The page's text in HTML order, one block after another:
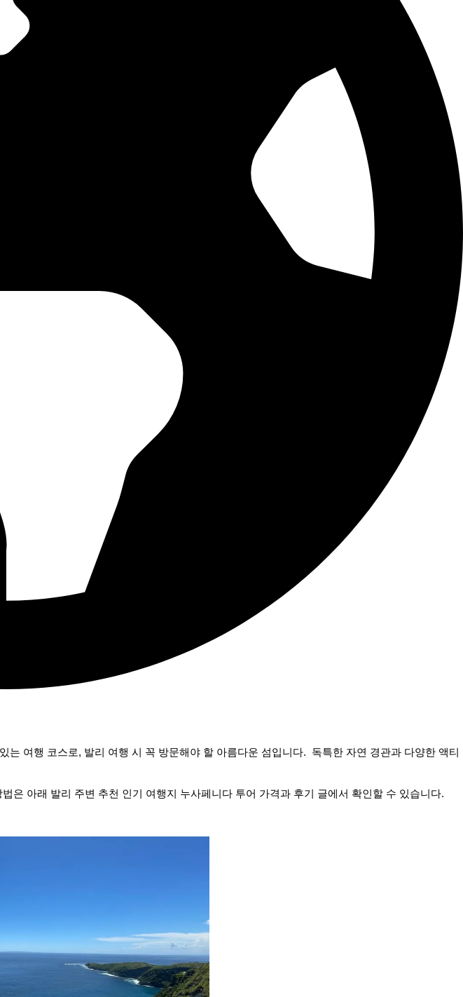
여행 코스로, 발리 여행 시 꼭 방문해야 할 아름다운 섬입니다. 독특한 자연 경관과 다양한 액티
아래 발리 주변 추천 인기 여행지 누사페니다 투어 가격과 후기 글에서 확인할 수 있습니다.